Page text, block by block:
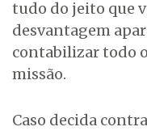
tudo do jeito que
desvantagem
contabilizar todo
missão.
Caso decida